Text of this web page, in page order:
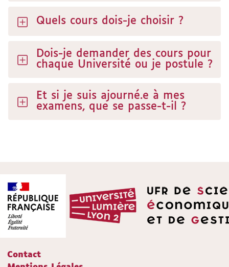
Quels cours dois-je choisir ?
Dois-je demander des cours pour
chaque Université ou je postule ?
Et si je suis ajourné.e à mes
examens, que se passe-t-il ?
Contact